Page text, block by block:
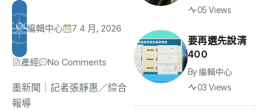
編輯中心 7 4 月, 2026
產經 No Comments
墨新聞 ｜記者張靜惠／綜合
報導
05 Views
要再選先說清
400
By編輯中心
03 Views